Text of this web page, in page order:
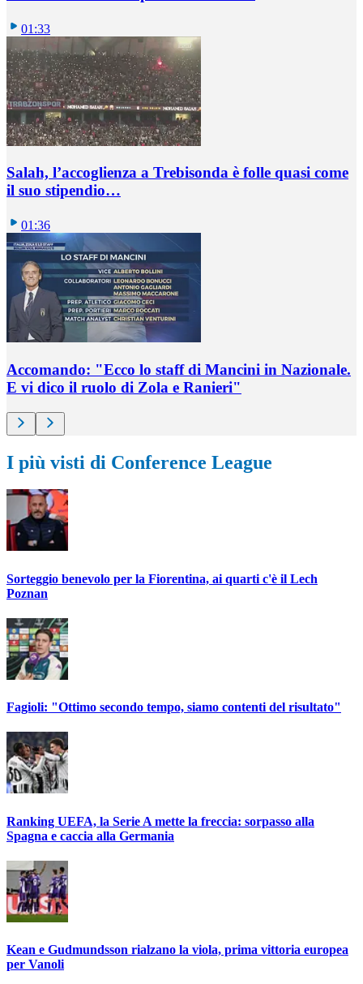
01:33
Salah, l’accoglienza a Trebisonda è folle quasi come
il suo stipendio…
01:36
Accomando: "Ecco lo staff di Mancini in Nazionale.
E vi dico il ruolo di Zola e Ranieri"
I più visti di Conference League
Sorteggio benevolo per la Fiorentina, ai quarti c'è il Lech
Poznan
Fagioli: "Ottimo secondo tempo, siamo contenti del risultato"
Ranking UEFA, la Serie A mette la freccia: sorpasso alla
Spagna e caccia alla Germania
Kean e Gudmundsson rialzano la viola, prima vittoria europea
per Vanoli